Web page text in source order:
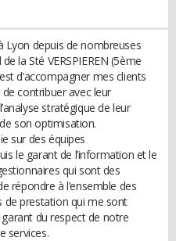
Lyon depuis de nombreuses
la Sté VERSPIEREN (5ème
d’accompagner mes clients
contribuer avec leur
stratégique de leur
son optimisation.
sur des équipes
le garant de l’information et le
qui sont des
répondre à l’ensemble des
de prestation qui me sont
du respect de notre
services.